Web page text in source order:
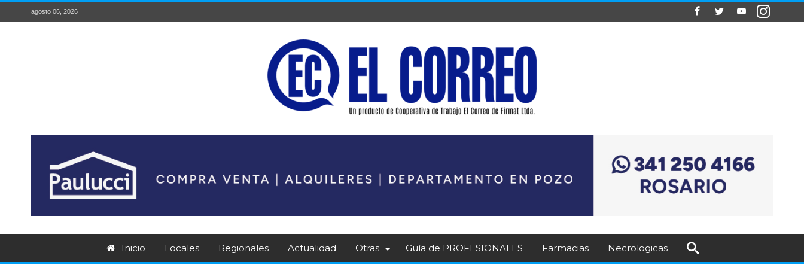
agosto 06, 2026
Inicio Locales Regionales Actualidad Otras Guía de PROFESIONALES Farmacias Necrologicas